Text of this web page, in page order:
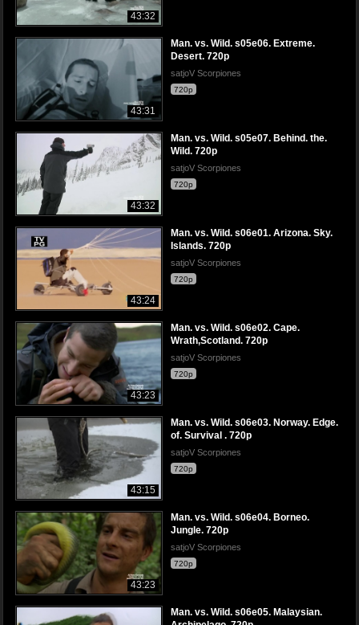
43:32
43:31
Man. vs. Wild. s05e06. Extreme.
Desert. 720p
satjoV Scorpiones
720p
43:32
Man. vs. Wild. s05e07. Behind. the.
Wild. 720p
satjoV Scorpiones
720p
43:24
Man. vs. Wild. s06e01. Arizona. Sky.
Islands. 720p
satjoV Scorpiones
720p
43:23
Man. vs. Wild. s06e02. Cape.
Wrath,Scotland. 720p
satjoV Scorpiones
720p
43:15
Man. vs. Wild. s06e03. Norway. Edge.
of. Survival . 720p
satjoV Scorpiones
720p
43:23
Man. vs. Wild. s06e04. Borneo.
Jungle. 720p
satjoV Scorpiones
720p
Man. vs. Wild. s06e05. Malaysian.